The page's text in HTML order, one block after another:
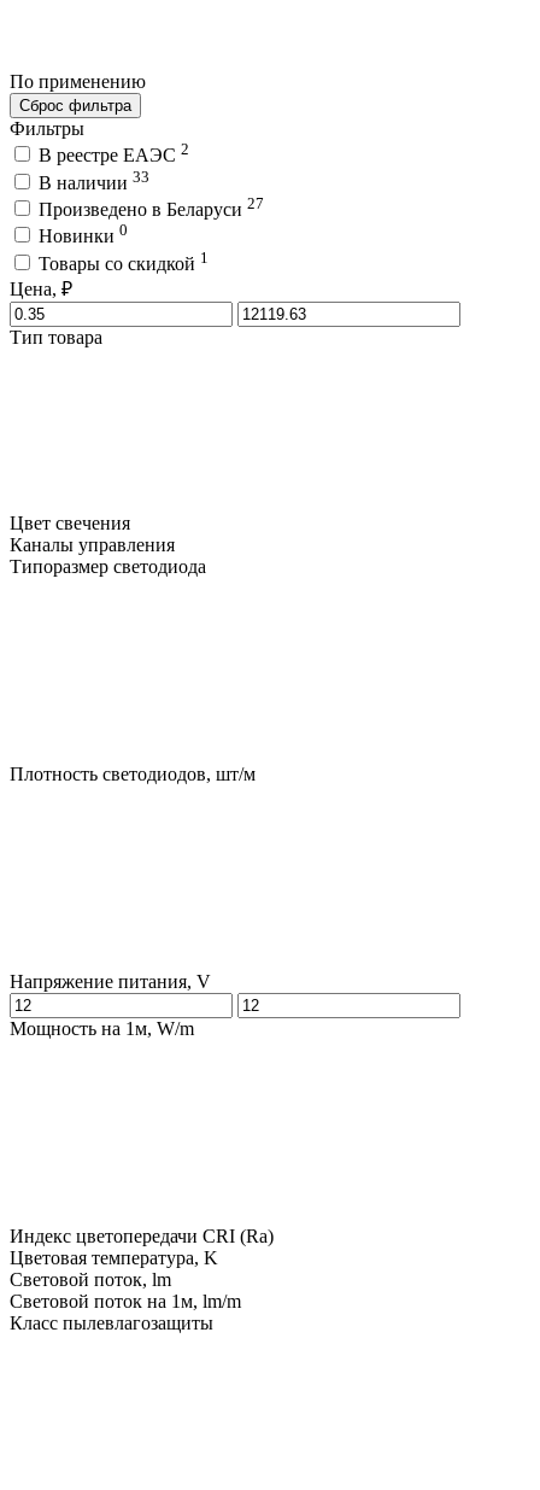
По применению
Сброс фильтра
Фильтры
В реестре ЕАЭС 2
В наличии 33
Произведено в Беларуси 27
Новинки 0
Товары со скидкой 1
Цена, ₽
Тип товара
Цвет свечения
Каналы управления
Типоразмер светодиода
Плотность светодиодов, шт/м
Напряжение питания, V
Мощность на 1м, W/m
Индекс цветопередачи CRI (Ra)
Цветовая температура, K
Световой поток, lm
Световой поток на 1м, lm/m
Класс пылевлагозащиты